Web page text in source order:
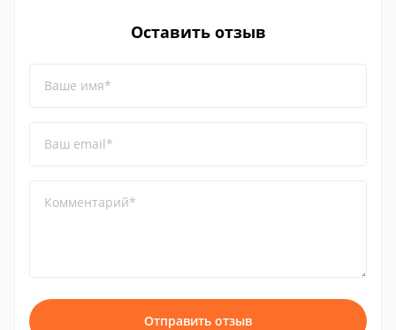
Оставить отзыв
Ваше имя*
Ваш email*
Комментарий*
Отправить отзыв